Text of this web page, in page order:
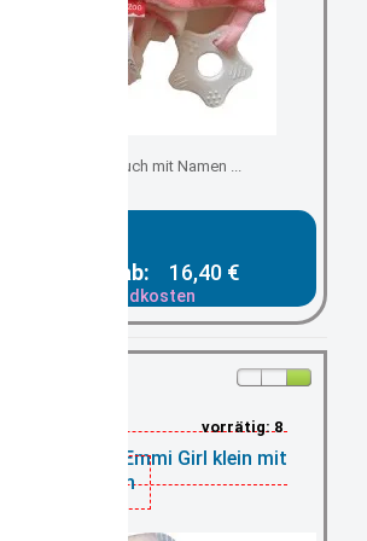
, Kuscheltuch mit Namen ...
ab: 16,40 €
zzgl. Versandkosten
vorrätig: 8
Esel Emmi Girl klein mit
Namen